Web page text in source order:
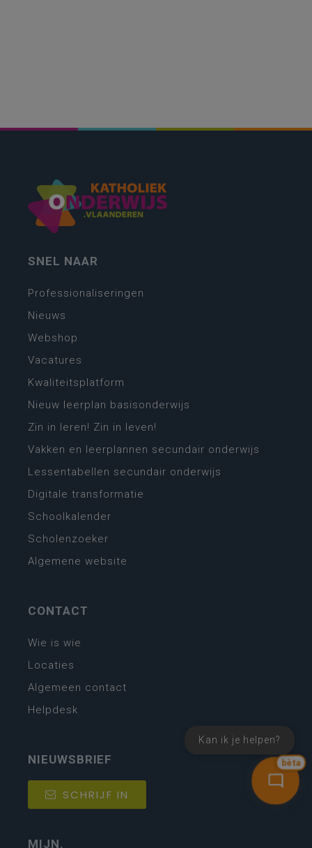
bèta
Kan ik je helpen?
SNEL NAAR
Professionaliseringen
Nieuws
Webshop
Vacatures
Kwaliteitsplatform
Nieuw leerplan basisonderwijs
Zin in leren! Zin in leven!
Vakken en leerplannen secundair onderwijs
Lessentabellen secundair onderwijs
Digitale transformatie
Schoolkalender
Scholenzoeker
Algemene website
CONTACT
Wie is wie
Locaties
Algemeen contact
Helpdesk
NIEUWSBRIEF
SCHRIJF IN
MIJN.